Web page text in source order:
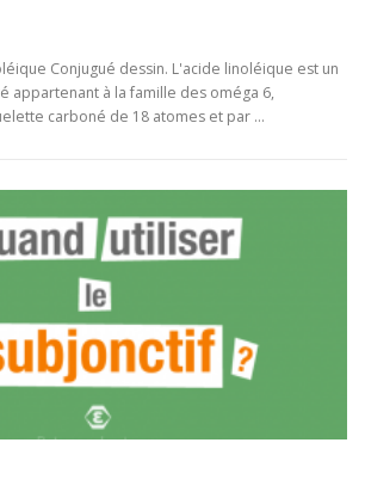
Conjugué dessin. L'acide linoléique est un
appartenant à la famille des oméga 6,
carboné de 18 atomes et par …